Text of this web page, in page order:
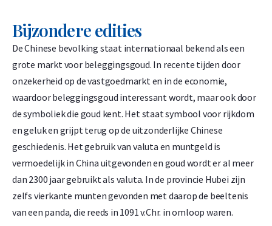
Bijzondere edities
De Chinese bevolking staat internationaal bekend als een
grote markt voor beleggingsgoud. In recente tijden door
onzekerheid op de vastgoedmarkt en in de economie,
waardoor beleggingsgoud interessant wordt, maar ook door
de symboliek die goud kent. Het staat symbool voor rijkdom
en geluk en grijpt terug op de uitzonderlijke Chinese
geschiedenis. Het gebruik van valuta en muntgeld is
vermoedelijk in China uitgevonden en goud wordt er al meer
dan 2300 jaar gebruikt als valuta. In de provincie Hubei zijn
zelfs vierkante munten gevonden met daarop de beeltenis
van een panda, die reeds in 1091 v.Chr. in omloop waren.